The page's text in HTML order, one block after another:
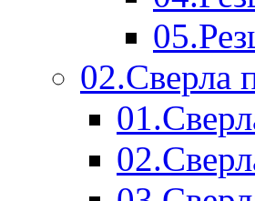
02.Сверла